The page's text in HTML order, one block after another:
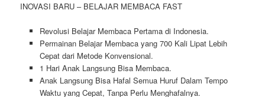
INOVASI BARU – BELAJAR MEMBACA FAST
Revolusi Belajar Membaca Pertama di Indonesia.
Permainan Belajar Membaca yang 700 Kali Lipat Lebih
Cepat dari Metode Konvensional.
1 Hari Anak Langsung Bisa Membaca.
Anak Langsung Bisa Hafal Semua Huruf Dalam Tempo
Waktu yang Cepat, Tanpa Perlu Menghafalnya.